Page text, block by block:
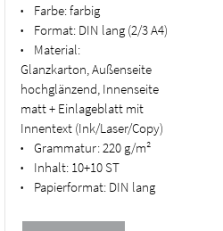
• Farbe:farbig
• Format: DIN lang (2/3 A4)
•
Material:
Glanzkarton, Außenseite
hochglänzend, Innenseite
matt + Einlageblatt mit
Innentext (Ink/Laser/Copy)
• Grammatur:220 g/m²
• Inhalt: 10+10 ST
• Papierformat: DIN lang